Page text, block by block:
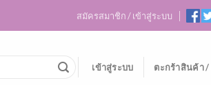
สมัครสมาชิก / เข้าสู่ระบบ
เข้าสู่ระบบ ตะกร้าสินค้า /